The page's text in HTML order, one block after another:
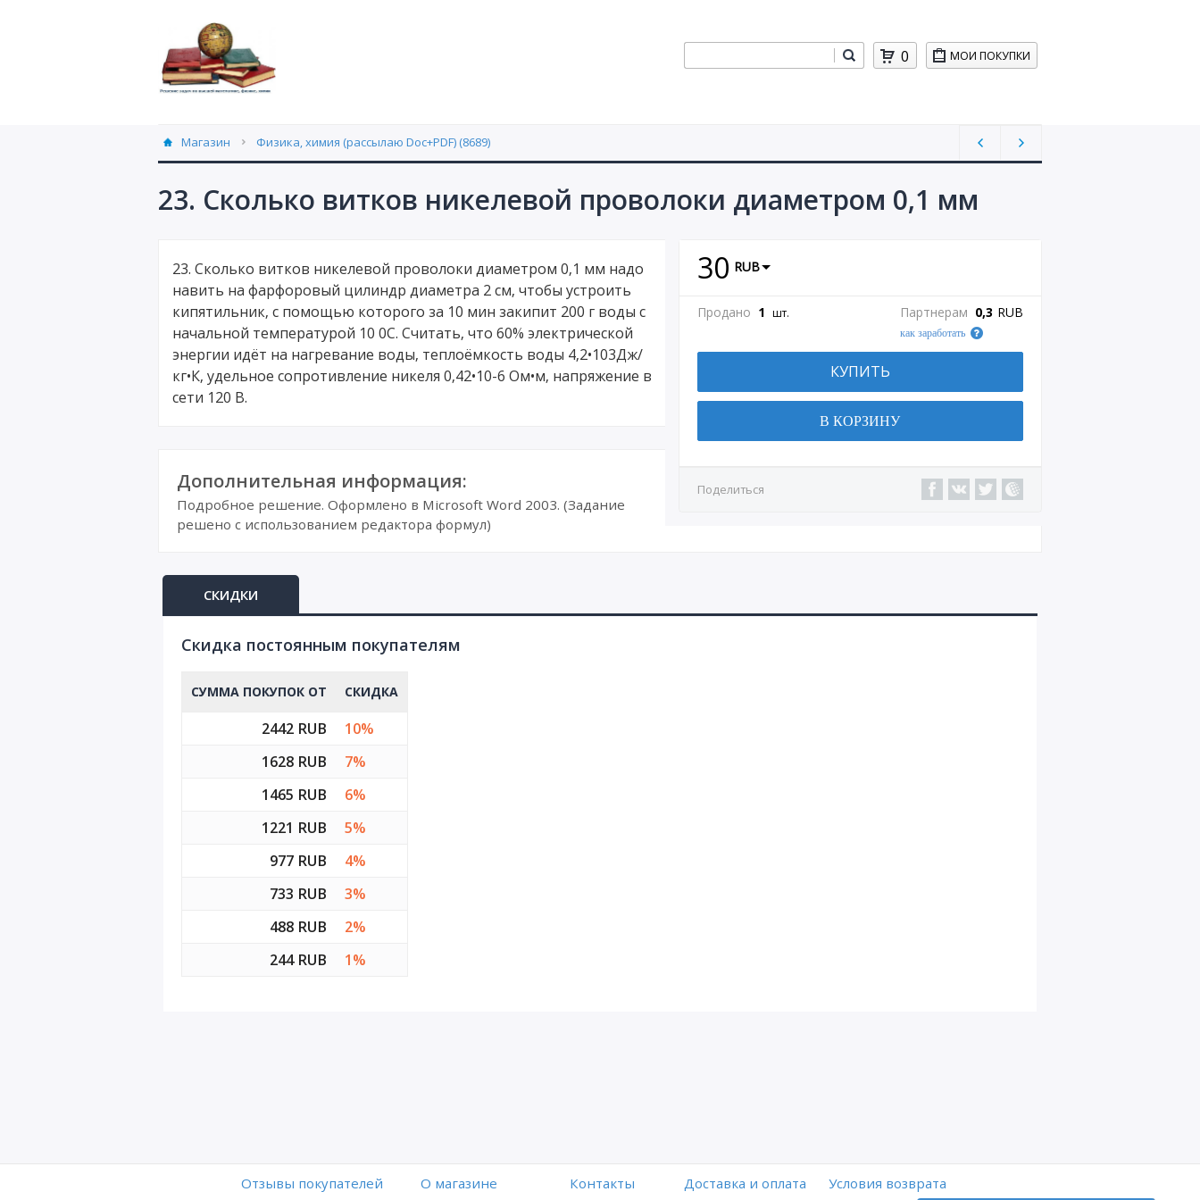
МОИ ПОКУПКИ
0
Магазин Физика, химия (рассылаю Doc+PDF) (8689)
23. Сколько витков никелевой проволоки диаметром 0,1 мм
30 RUB
Продано 1 шт. Партнерам 0,3 RUB
как заработать
КУПИТЬ
В КОРЗИНУ
Поделиться
23. Сколько витков никелевой проволоки диаметром 0,1 мм надо
навить на фарфоровый цилиндр диаметра 2 см, чтобы устроить
кипятильник, с помощью которого за 10 мин закипит 200 г воды с
начальной температурой 10 0С. Считать, что 60% электрической
энергии идёт на нагревание воды, теплоёмкость воды 4,2•103Дж/
кг•К, удельное сопротивление никеля 0,42•10-6 Ом•м, напряжение в
сети 120 В.
Дополнительная информация:
Подробное решение. Оформлено в Microsoft Word 2003. (Задание
решено с использованием редактора формул)
СКИДКИ
Cкидка постоянным покупателям
СУММА ПОКУПОК ОТ СКИДКА
2442 RUB
10%
1628 RUB
7%
1465 RUB
6%
1221 RUB
5%
977 RUB
4%
733 RUB
3%
488 RUB
2%
244 RUB
1%
Отзывы покупателей O магазине Контакты Доставка и оплата Условия возврата